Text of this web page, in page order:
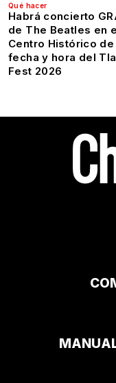
Qué hacer
Habrá concierto
de The Beatles en
Centro Histórico de
fecha y hora del
Fest 2026